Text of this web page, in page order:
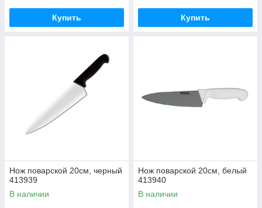
Купить Купить
Нож поварской 20см, черный
413939
В наличии
Нож поварской 20см, белый
413940
В наличии